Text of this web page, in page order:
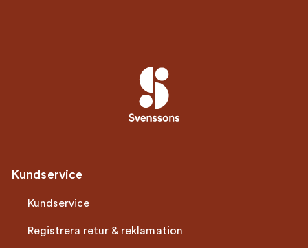
Kundservice
Kundservice
Registrera retur & reklamation